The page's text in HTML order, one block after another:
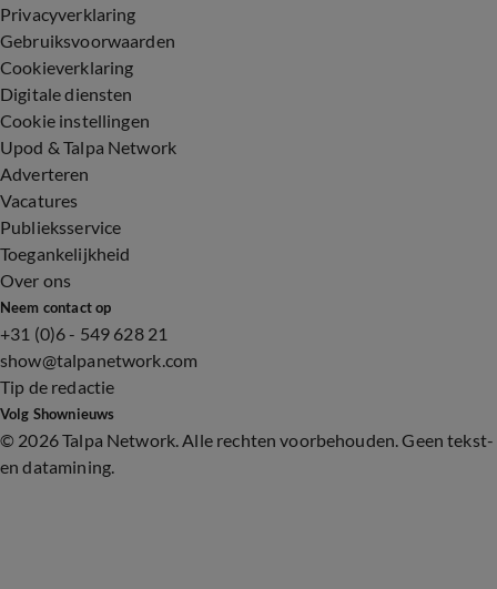
Privacyverklaring
Gebruiksvoorwaarden
Cookieverklaring
Digitale diensten
Cookie instellingen
Upod & Talpa Network
Adverteren
Vacatures
Publieksservice
Toegankelijkheid
Over ons
Neem contact op
+31 (0)6 - 549 628 21
show@talpanetwork.com
Tip de redactie
Volg Shownieuws
© 2026 Talpa Network. Alle rechten voorbehouden. Geen tekst-
en datamining.